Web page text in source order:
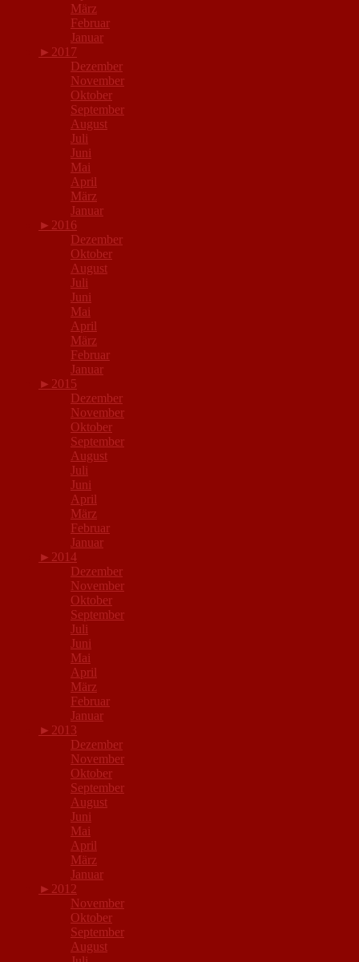
März
Februar
Januar
► 2017
Dezember
November
Oktober
September
August
Juli
Juni
Mai
April
März
Januar
► 2016
Dezember
Oktober
August
Juli
Juni
Mai
April
März
Februar
Januar
► 2015
Dezember
November
Oktober
September
August
Juli
Juni
April
März
Februar
Januar
► 2014
Dezember
November
Oktober
September
Juli
Juni
Mai
April
März
Februar
Januar
► 2013
Dezember
November
Oktober
September
August
Juni
Mai
April
März
Januar
► 2012
November
Oktober
September
August